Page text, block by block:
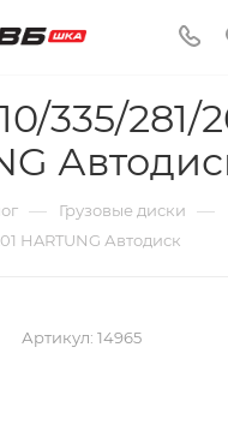
335/281/
— Грузовые диски —
HARTUNG Автодиск
Артикул: 14965